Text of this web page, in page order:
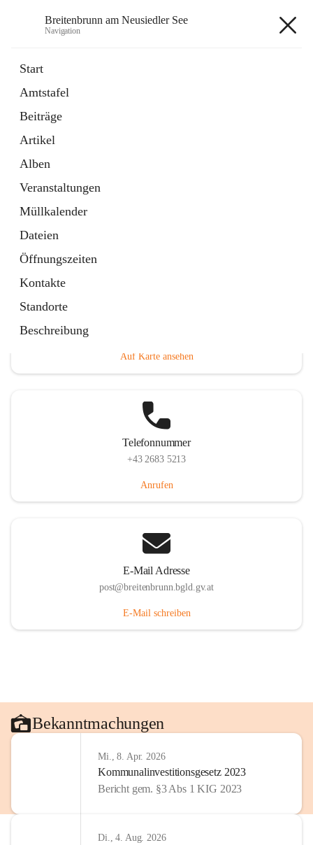
Breitenbrunn am Neusiedler See
Navigation
Start
Amtstafel
Beiträge
Artikel
Alben
Veranstaltungen
Müllkalender
Dateien
Öffnungszeiten
Kontakte
Standorte
Beschreibung
18 Schnellzugriffe
Gemeindeservice
Auf Karte ansehen
Telefonnummer
+43 2683 5213
Anrufen
E-Mail Adresse
post@breitenbrunn.bgld.gv.at
E-Mail schreiben
Bekanntmachungen
Mi., 8. Apr. 2026
Kommunalinvestitionsgesetz 2023
Bericht gem. §3 Abs 1 KIG 2023
Di., 4. Aug. 2026